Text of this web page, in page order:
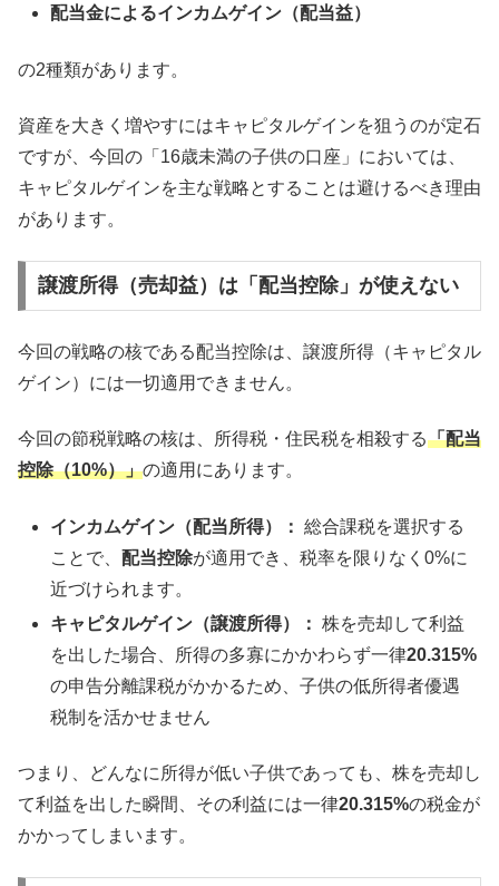
配当金によるインカムゲイン（配当益）
の2種類があります。
資産を大きく増やすにはキャピタルゲインを狙うのが定石
ですが、今回の「16歳未満の子供の口座」においては、
キャピタルゲインを主な戦略とすることは避けるべき理由
があります。
譲渡所得（売却益）は「配当控除」が使えない
今回の戦略の核である配当控除は、譲渡所得（キャピタル
ゲイン）には一切適用できません。
今回の節税戦略の核は、所得税・住民税を相殺する「配当
控除（10%）」の適用にあります。
インカムゲイン（配当所得）： 総合課税を選択する
ことで、配当控除が適用でき、税率を限りなく0%に
近づけられます。
キャピタルゲイン（譲渡所得）： 株を売却して利益
を出した場合、所得の多寡にかかわらず一律20.315%
の申告分離課税がかかるため、子供の低所得者優遇
税制を活かせません
つまり、どんなに所得が低い子供であっても、株を売却し
て利益を出した瞬間、その利益には一律20.315%の税金が
かかってしまいます。